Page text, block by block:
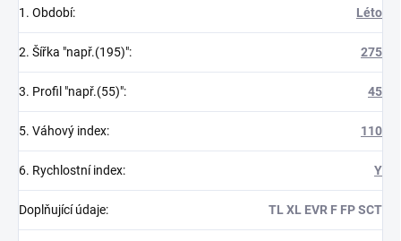
1. Období: Léto
2. Šířka "např.(195)": 275
3. Profil "např.(55)": 45
5. Váhový index: 110
6. Rychlostní index: Y
Doplňující údaje: TL XL EVR F FP SCT